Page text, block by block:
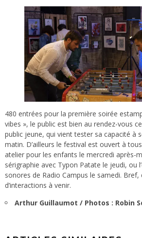
480 entrées pour la première soirée
vibes », le public est bien au rendez-vous
public jeune, qui vient tester sa capacité à
matin. D’ailleurs le festival est ouvert à
atelier pour les enfants le mercredi après-
sérigraphie avec Typon Patate le jeudi, ou
sonores de Radio Campus le samedi.
d’interactions à venir.
Arthur Guillaumot / Photos : Robin